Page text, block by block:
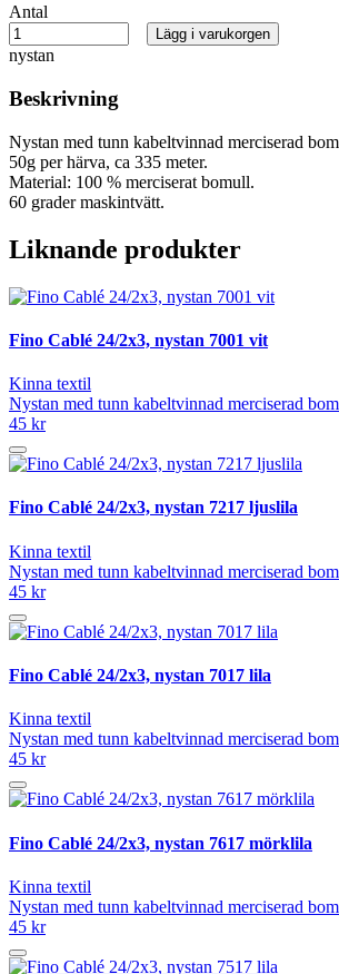
Antal
nystan
Lägg i varukorgen
Beskrivning
Nystan med tunn kabeltvinnad merciserad
50g per härva, ca 335 meter.
Material: 100 % merciserat bomull.
60 grader maskintvätt.
Liknande produkter
Fino Cablé 24/2x3, nystan 7001 vit
Kinna textil
Nystan med tunn kabeltvinnad merciserad
45 kr
Fino Cablé 24/2x3, nystan 7217 ljuslila
Kinna textil
Nystan med tunn kabeltvinnad merciserad
45 kr
Fino Cablé 24/2x3, nystan 7017 lila
Kinna textil
Nystan med tunn kabeltvinnad merciserad
45 kr
Fino Cablé 24/2x3, nystan 7617 mörklila
Kinna textil
Nystan med tunn kabeltvinnad merciserad
45 kr